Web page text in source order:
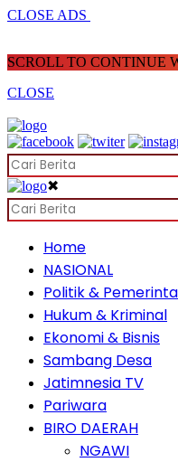
CLOSE ADS
SCROLL TO CONTINUE
CLOSE
✖
Home
NASIONAL
Politik &
Hukum & Kriminal
Ekonomi & Bisnis
Sambang Desa
Jatimnesia TV
Pariwara
BIRO DAERAH
NGAWI